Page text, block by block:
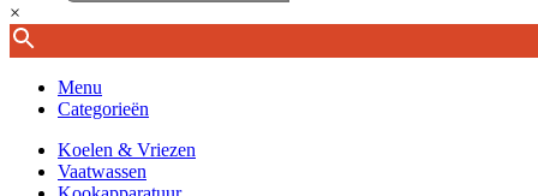
×
Menu
Categorieën
Koelen & Vriezen
Vaatwassen